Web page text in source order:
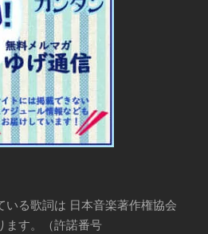
いる歌詞は 日本音楽著作権協会
ます。（許諾番号